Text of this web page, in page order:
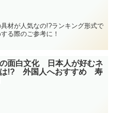
材が人気なの!?ランキング形式で
る際のご参考に！
の面白文化 日本人が好むネ
は!? 外国人へおすすめ 寿